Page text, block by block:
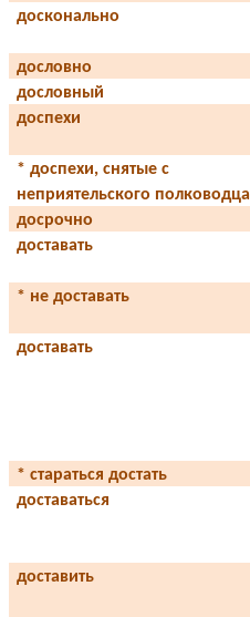
досконально
дословно
дословный
доспехи
* доспехи, снятые с
неприятельского полководца
досрочно
доставать
* не доставать
доставать
* стараться достать
доставаться
доставить